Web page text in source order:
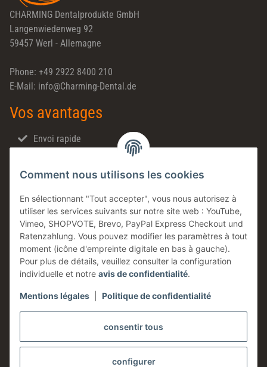
consentir tous
configurer
Comment nous utilisons les cookies
En sélectionnant "Tout accepter", vous nous autorisez à
utiliser les services suivants sur notre site web : YouTube,
Vimeo, SHOPVOTE, Brevo, PayPal Express Checkout und
Ratenzahlung. Vous pouvez modifier les paramètres à tout
moment (icône d'empreinte digitale en bas à gauche).
Pour plus de détails, veuillez consulter la configuration
individuelle et notre avis de confidentialité.
Mentions légales Politique de confidentialité
CHARMING Dentalprodukte GmbH
Langenwiedenweg 92
59457 Werl - Allemagne
Phone: +49 2922 8400 210
E-Mail: info@Charming-Dental.de
Vos avantages
Envoi rapide
Made in Germany
Produits en stock
Entreprise familiale
Conseils technique
Information
Légales